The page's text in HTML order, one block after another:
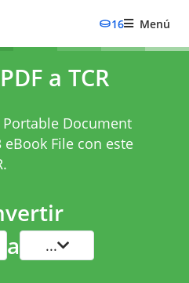
16 Menú
a TCR
Document
File con este
.
a ...